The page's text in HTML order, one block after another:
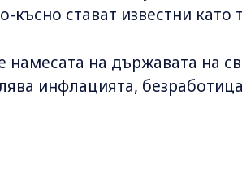
късно стават известни като
намесата на държавата на
инфлацията,